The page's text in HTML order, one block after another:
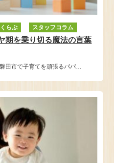
らぶ スタッフコラム
期を乗り切る魔法の言葉
田市で子育てを頑張るパパ…